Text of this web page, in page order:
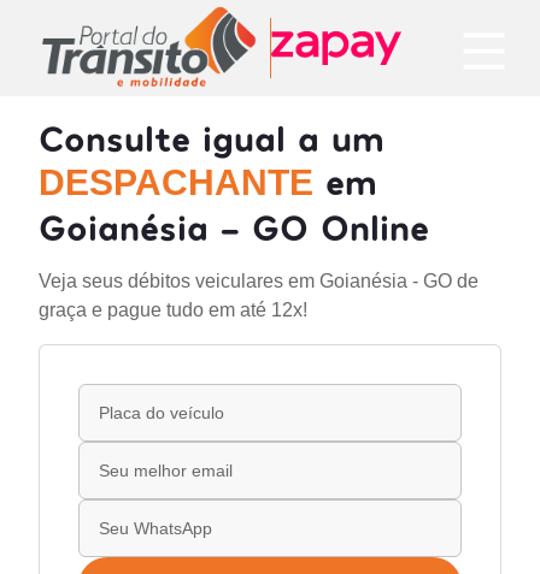
Consulte igual a um
DESPACHANTE em
Goianésia - GO Online
Veja seus débitos veiculares em Goianésia - GO de
graça e pague tudo em até 12x!